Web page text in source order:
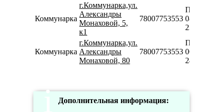
Коммунарка
г.Коммунарка,ул.
Александры
Монаховой, 5,
к1
78007753553
Пн-Вс
08:00-
23:00
Коммунарка
г.Коммунарка,ул.
Александры
Монаховой, 80
78007753553
Пн-Вс
00:00-
24:00
Дополнительная информация: